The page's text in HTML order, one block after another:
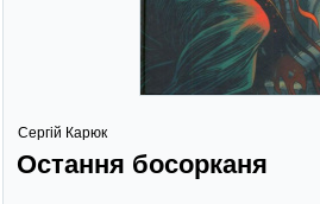
Сергій Карюк
Остання босорканя